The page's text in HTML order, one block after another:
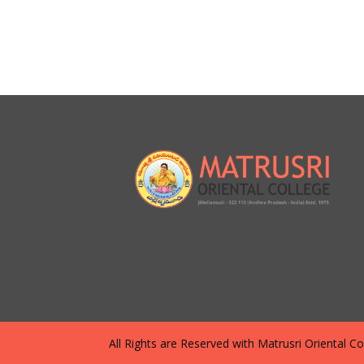
All Rights are Reserved with Matrusri Oriental